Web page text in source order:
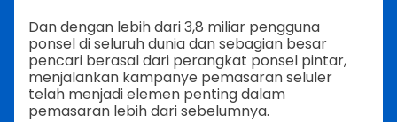
Dan dengan lebih dari 3,8 miliar pengguna
ponsel di seluruh dunia dan sebagian besar
pencari berasal dari perangkat ponsel pintar,
menjalankan kampanye pemasaran seluler
telah menjadi elemen penting dalam
pemasaran lebih dari sebelumnya.